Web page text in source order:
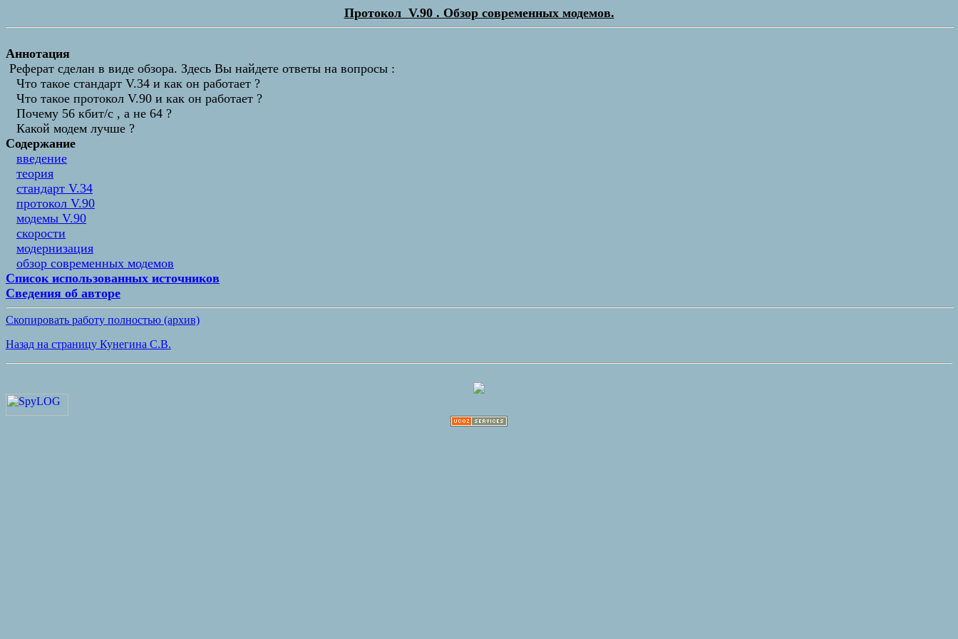
Протокол V.90 . Обзор современных модемов.
Аннотация
Реферат сделан в виде обзора. Здесь Вы найдете ответы на вопросы :
Что такое стандарт V.34 и как он работает ?
Что такое протокол V.90 и как он работает ?
Почему 56 кбит/с , а не 64 ?
Какой модем лучше ?
Содержание
введение
теория
стандарт V.34
протокол V.90
модемы V.90
скорости
модернизация
обзор современных модемов
Список использованных источников
Сведения об авторе
Скопировать работу полностью (архив)
Назад на страницу Кунегина С.В.